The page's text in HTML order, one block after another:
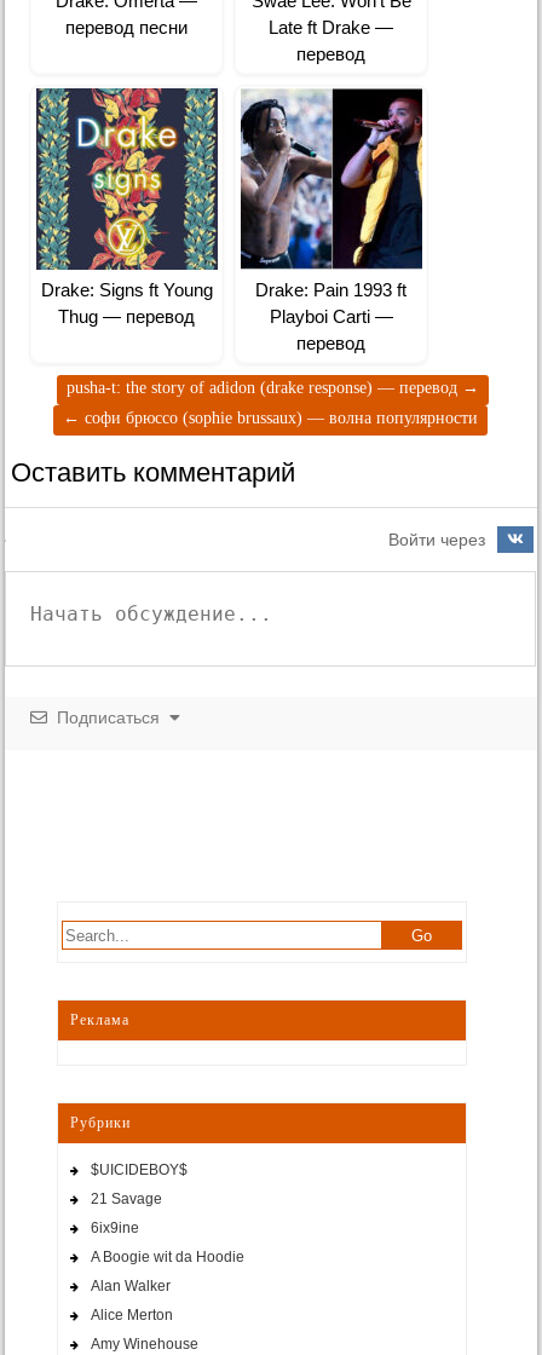
перевод песни
Late ft Drake —
перевод
Drake: Signs ft Young
Thug — перевод
Drake: Pain 1993 ft
Playboi Carti —
перевод
pusha-t: the story of adidon (drake response) — перевод →
← софи брюссо (sophie brussaux) — волна популярности
Оставить комментарий
Войти через
Подписаться
Реклама
Рубрики
$UICIDEBOY$
21 Savage
6ix9ine
A Boogie wit da Hoodie
Alan Walker
Alice Merton
Amy Winehouse